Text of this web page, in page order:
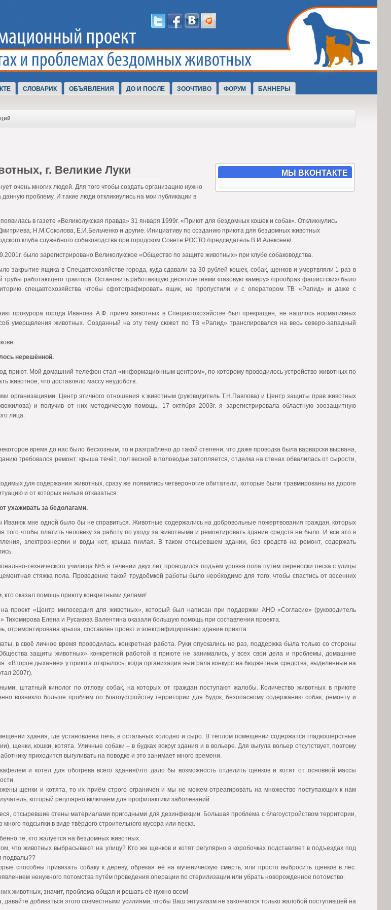
СЛОВАРИК ОБЪЯВЛЕНИЯ ДО И ПОСЛЕ ЗООЧТИВО ФОРУМ БАННЕРЫ
МЫ ВКОНТАКТЕ
г. Великие Луки
очень многих людей. Для того чтобы создать организацию нужно
проблему. И такие люди откликнулись на мои публикации в
в газете «Великолукская правда» 31 января 1999г. «Приют для бездомных кошек и собак». Откликнулись
Н.М.Соколова, Е.И.Бельченко и другие. Инициативу по созданию приюта для бездомных животных
клуба служебного собаководства при городском Совете РОСТО /председатель В.И.Алексеев/.
было зарегистрировано Великолукское «Общество по защите животных» при клубе собаководства.
закрытие ящика в Спецавтохозяйстве города, куда сдавали за 30 рублей кошек, собак, щенков и умертвляли 1 раз в
работающего трактора. Остановить работающую десятилетиями «газовую камеру» /прообраз фашистских/ было
спецавтохозяйства чтобы сфотографировать ящик, не пропустили и с оператором ТВ «Рапид» и даже с
прокурора города Иванова А.Ф. приём животных в Спецавтохозяйстве был прекращён, не нашлось нормативных
умерщвления животных. Созданный на эту тему сюжет по ТВ «Рапид» транслировался на весь северо-западный
нерешённой.
приют. Мой домашний телефон стал «информационным центром», по которому проводилось устройство животных по
животное, что доставляло массу неудобств.
организациями: Центр этичного отношения к животным (руководитель Т.Н.Павлова) и Центр защиты прав животных
и получив от них методическую помощь, 17 октября 2003г. я зарегистрировала областную зоозащитную
лица.
время до нас было бесхозным, то и разграблено до такой степени, что даже проводка была варварски вырвана,
требовался ремонт: крыша течёт, пол весной в половодье затопляется, отделка на стенах обвалилась от сырости,
для содержания животных, сразу же появились четвероногие обитатели, которые были травмированы на дороге
и от которых нельзя отказаться.
ухаживать за бедолагами.
мне одной было бы не справиться. Животные содержались на добровольные пожертвования граждан, которых
того чтобы платить человеку за работу по уходу за животными и ремонтировать здание средств не было. И всё это в
электроэнергии и воды нет, крыша гнилая. В таком отсыревшем здании, без средств на ремонт, содержать
технического училища №5 в течении двух лет проводился подъём уровня пола путём переноски песка с улицы
стяжка пола. Проведение такой трудоёмкой работы было необходимо для того, чтобы спастись от весенних
оказал помощь приюту конкретными делами!
проект «Центр милосердия для животных», который был написан при поддержки АНО «Согласие» (руководитель
Тихомирова Елена и Русакова Валентина оказали большую помощь при составлении проекта.
отремонтирована крыша, составлен проект и электрифицировано здание приюта.
в своё личное время проводилась конкретная работа. Руки опускались не раз, поддержка была только со стороны
защиты животных» конкретной работой в приюте не занимались, у всех свои дела и проблемы, домашние
«Второе дыхание» у приюта открылось, когда организация выиграла конкурс на бюджетные средства, выделенные на
2007г).
штатный кинолог по отлову собак, на которых от граждан поступают жалобы. Количество животных в приюте
возникло больше проблем по благоустройству территории для будок, безопасному содержанию собак, ремонту и
здания, где установлена печь, в остальных холодно и сыро. В тёплом помещении содержатся гладкошёрстные
щенки, кошки, котята. Уличные собаки – в будках вокруг здания и в вольере. Для выгула вольер отсутствует, поэтому
приходится выгуливать на поводке и это занимает много времени.
и котел для обогрева всего здания(что дало бы возможность отделить щенков и котят от основной массы
щенки и котята, то их приём строго ограничен и мы не можем отреагировать на множество поступающих к нам
который регулярно включаем для профилактики заболеваний.
отсыревшие стены материалами пригодными для дезинфекции. Большая проблема с благоустройством территории,
подсыпки в виде твёрдого строительного мусора или песка.
те, кто жалуется на бездомных животных.
что животных выбрасывают на улицу? Кто же щенков и котят регулярно в коробочках подставляет в подъездах под
подвалы??
способны привязать собаку к дереву, обрекая её на мученическую смерть, или просто выбросить щенков в лес.
ненужного потомства путём проведения операции по стерилизации или убрать новорожденное потомство.
животных, значит, проблема общая и решать её нужно всем!
давайте добиваться этого совместными усилиями, чтобы Ваш энтузиазм не закончился только жалобой поступившей на